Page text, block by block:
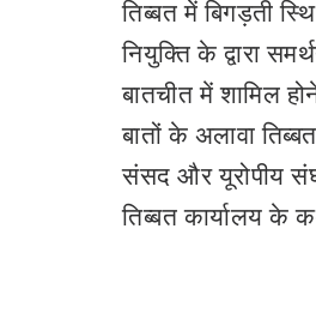
तिब्बत में बिगड़ती
नियुक्ति के द्वारा
बातचीत में शामिल
बातों के अलावा
संसद और यूरोपीय
तिब्बत कार्यालय के